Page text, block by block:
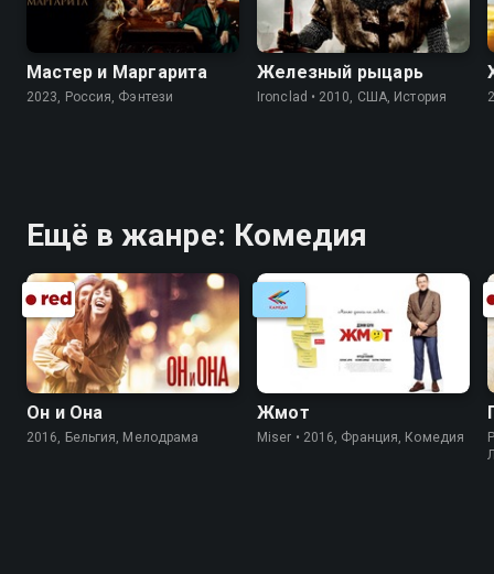
Мастер и Маргарита
2023, Россия, Фэнтези
Железный рыцарь
Ironclad • 2010, США, История
Ещё в жанре: Комедия
Он и Она
2016, Бельгия, Мелодрама
Жмот
Miser • 2016, Франция, Комедия